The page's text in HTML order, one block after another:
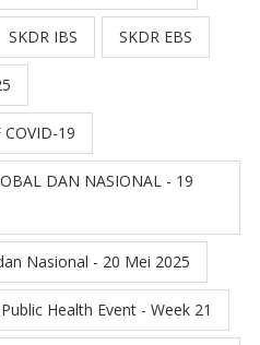
SKDR IBS SKDR EBS
COVID-19
DAN NASIONAL - 19
Nasional - 20 Mei 2025
Health Event - Week 21